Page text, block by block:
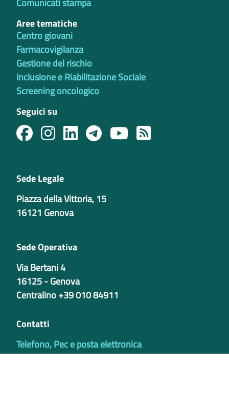
Comunicati stampa
Aree tematiche
Centro giovani
Farmacovigilanza
Gestione del rischio
Inclusione e Riabilitazione Sociale
Screening oncologico
Seguici su
Sede Legale
Piazza della Vittoria, 15
16121 Genova
Sede Operativa
Via Bertani 4
16125 - Genova
Centralino +39 010 84911
Contatti
Telefono, Pec e posta elettronica